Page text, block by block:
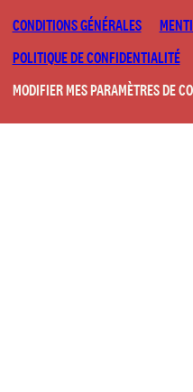
CONDITIONS GÉNÉRALES
POLITIQUE DE CONFIDENTIALITÉ
MODIFIER MES PARAMÈTRES DE